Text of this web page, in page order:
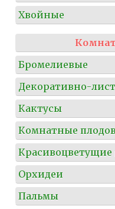
Хвойные
Бромелиевые
Декоративно-
Кактусы
Комнатные
Красивоцветущие
Орхидеи
Пальмы